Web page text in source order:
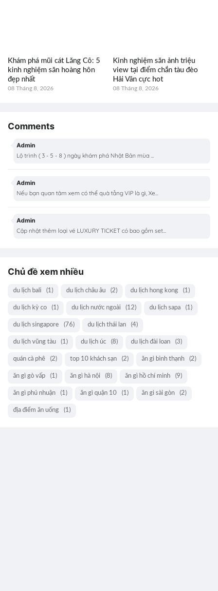
Khám phá mũi cát Lăng Cô: 5
kinh nghiệm săn hoàng hôn
đẹp nhất
08 Tháng 8, 2026
Kinh nghiệm săn ảnh triệu
view tại điểm chắn tàu đèo
Hải Vân cực hot
08 Tháng 8, 2026
Comments
Admin
Lộ trình ( 3 - 5 - 8 ) ngày khám phá Nhật Bản mùa ...
Admin
Nếu bạn quan tâm xem có thể quà tằng VIP là gì, Xe...
Admin
Cập nhật thêm loại vé LUXURY TICKET có bao gồm set...
Chủ đề xem nhiều
du lịch bali (1) du lịch châu âu (2) du lịch hong kong (1)
du lịch kỳ co (1) du lịch nước ngoài (12) du lịch sapa (1)
du lịch singapore (76) du lịch thái lan (4)
du lịch vũng tàu (1) du lịch úc (8) du lịch đài loan (3)
quán cà phê (2) top 10 khách sạn (2) ăn gì bình thạnh (2)
ăn gì gò vấp (1) ăn gì hà nội (8) ăn gì hồ chí minh (9)
ăn gì phú nhuận (1) ăn gì quận 10 (1) ăn gì sài gòn (2)
địa điểm ăn uống (1)